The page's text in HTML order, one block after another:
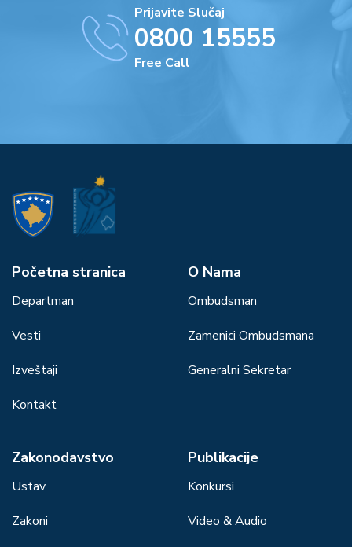
Prijavite Slučaj
0800 15555
Free Call
Početna stranica
Departman
Vesti
Izveštaji
Kontakt
О Nama
Ombudsman
Zamenici Ombudsmana
Generalni Sekretar
Zakonodavstvo
Ustav
Zakoni
Publikacije
Konkursi
Video & Audio